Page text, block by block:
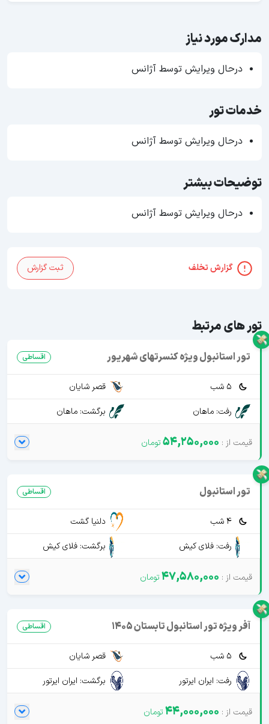
مدارک مورد نیاز
درحال ویرایش توسط آژانس
خدمات تور
درحال ویرایش توسط آژانس
توضیحات بیشتر
درحال ویرایش توسط آژانس
گزارش تخلف ثبت گزارش
تور های مرتبط
تور استانبول ویژه کنسرتهای شهریور اقساطی
5 شب
قصر شایان
رفت: ماهان
برگشت: ماهان
54,250,000
تور استانبول اقساطی
4 شب
دلنیا گشت
رفت: فلای کیش
برگشت: فلای کیش
47,580,000
آفر ویژه تور استانبول تابستان 1405 اقساطی
5 شب
قصر شایان
رفت: ایران ایرتور
برگشت: ایران ایرتور
44,000,000